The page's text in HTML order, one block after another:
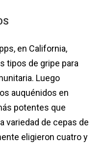
en California,
tipos de gripe para
Luego
auquénidos en
potentes que
variedad de cepas de
eligieron cuatro y